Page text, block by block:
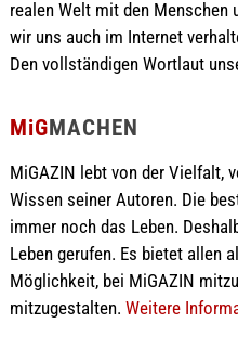
realen Welt mit den Menschen
wir uns auch im Internet
Den vollständigen Wortlaut
MiGMACHEN
MiGAZIN lebt von der Vielfalt,
Wissen seiner Autoren. Die
immer noch das Leben.
Leben gerufen. Es bietet allen
Möglichkeit, bei MiGAZIN
mitzugestalten. Weitere